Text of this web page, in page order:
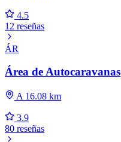
4.5
12 reseñas
ÁR
Área de Autocaravanas
A 16.08 km
3.9
80 reseñas